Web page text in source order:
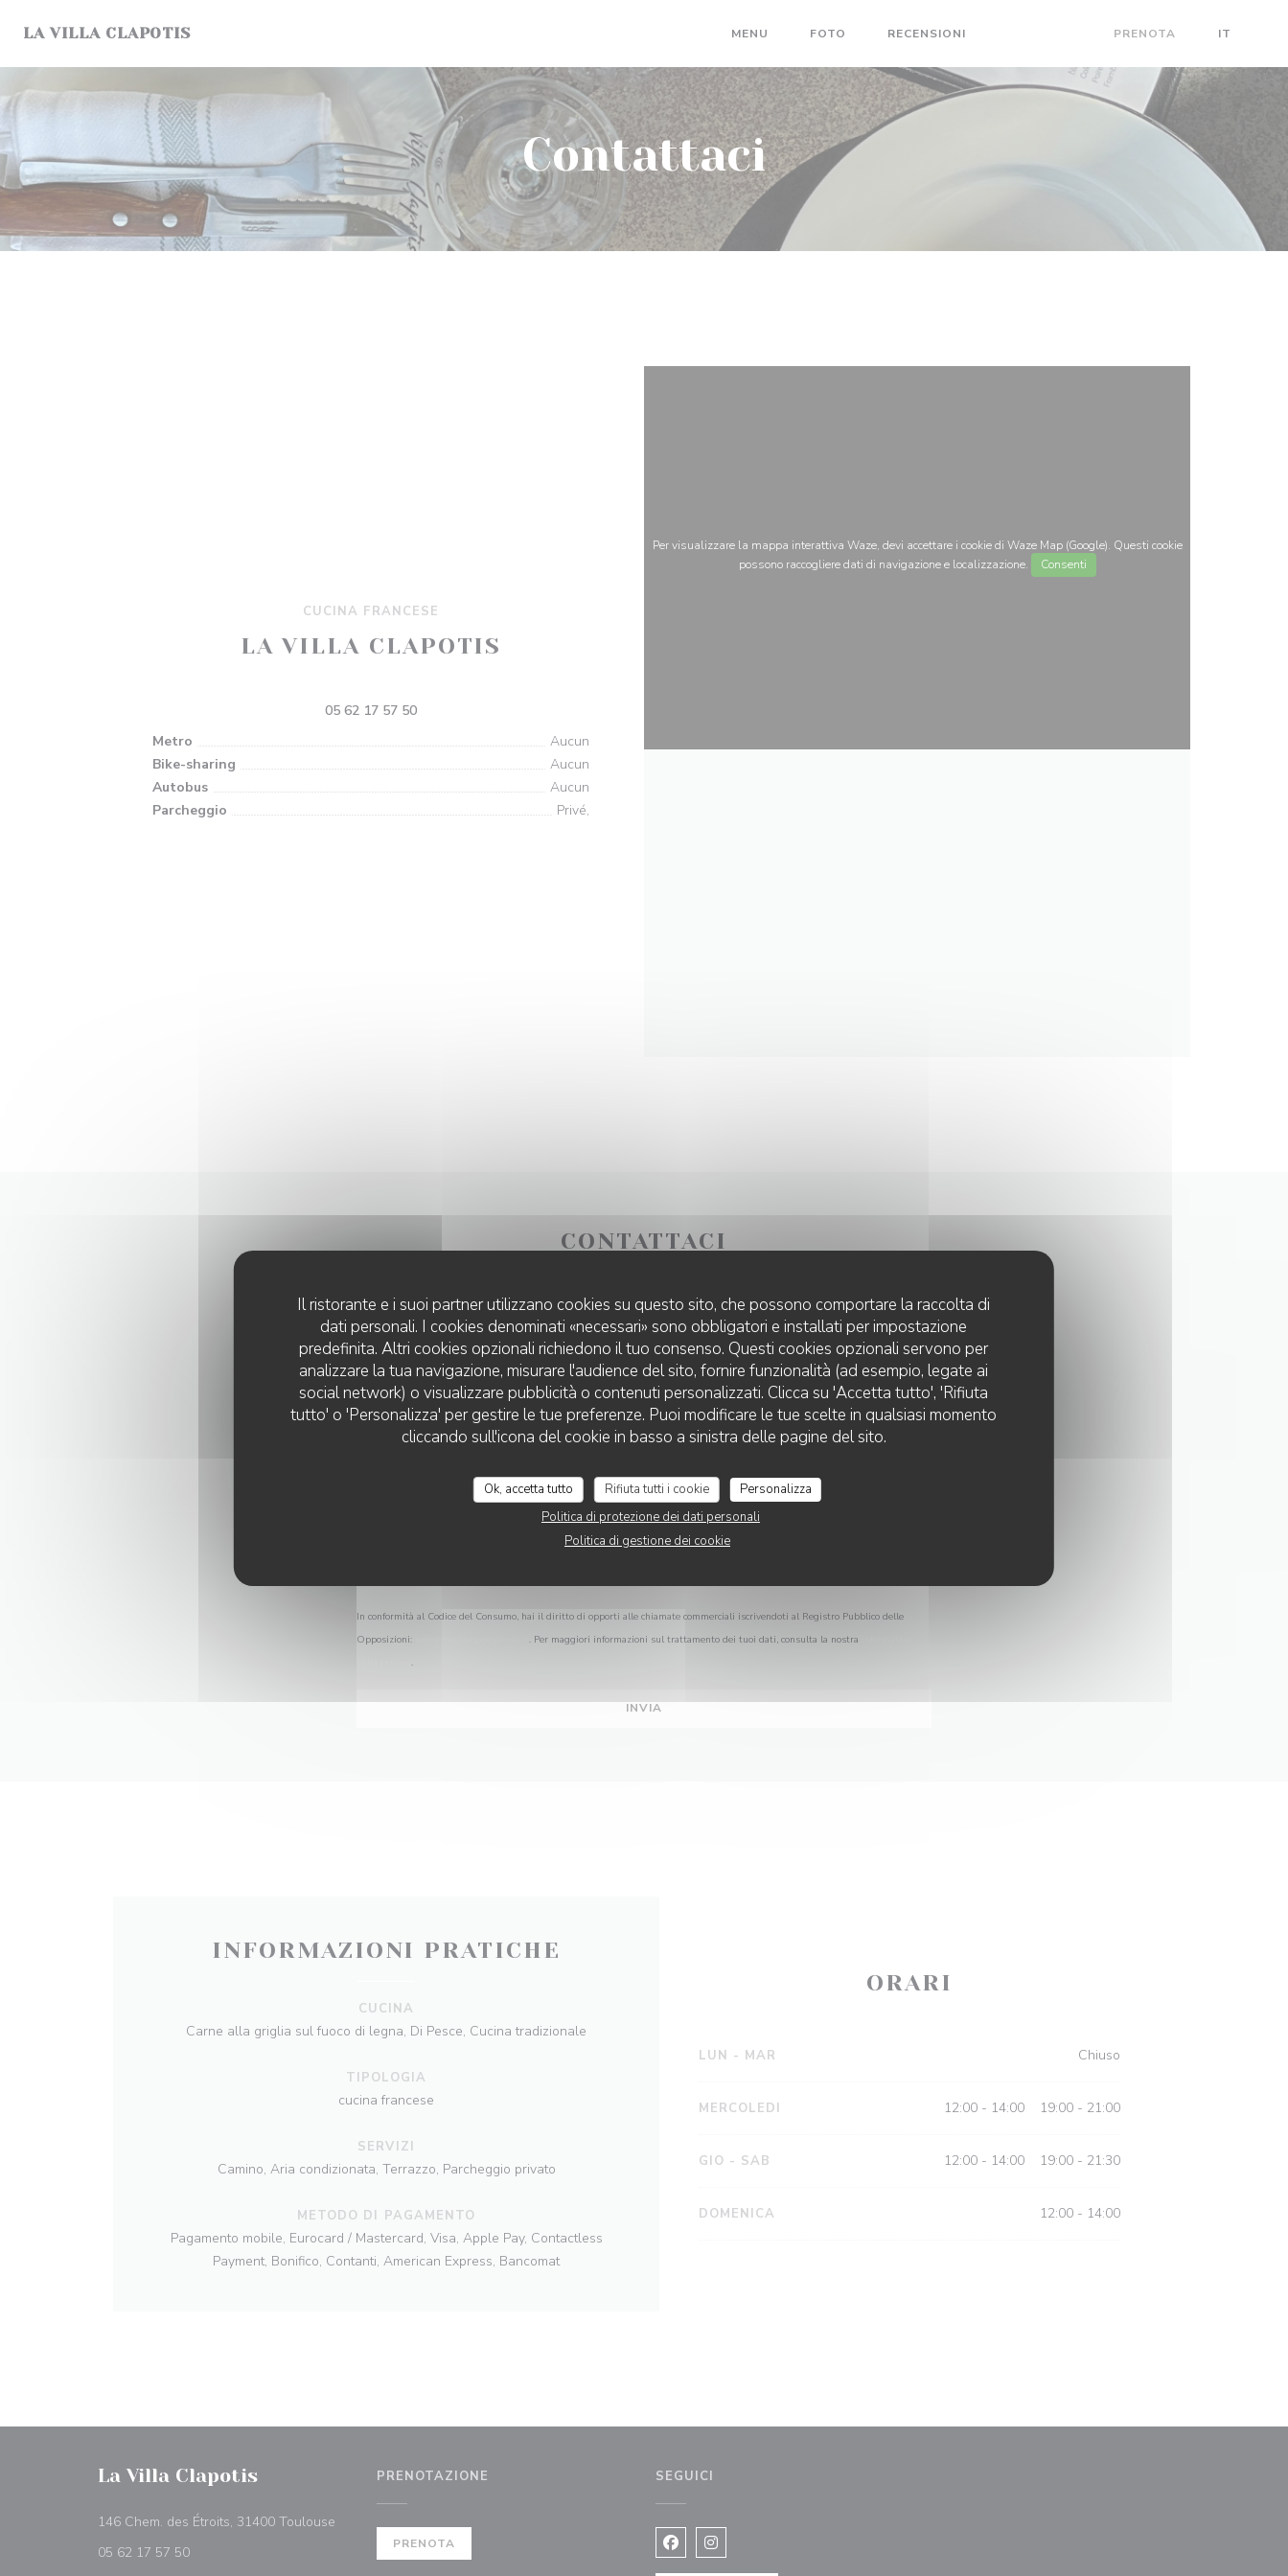
Il ristorante e i suoi partner utilizzano cookies su questo sito, che possono comportare la raccolta di
dati personali. I cookies denominati «necessari» sono obbligatori e installati per impostazione
predefinita. Altri cookies opzionali richiedono il tuo consenso. Questi cookies opzionali servono per
analizzare la tua navigazione, misurare l'audience del sito, fornire funzionalità (ad esempio, legate ai
social network) o visualizzare pubblicità o contenuti personalizzati. Clicca su 'Accetta tutto', 'Rifiuta
tutto' o 'Personalizza' per gestire le tue preferenze. Puoi modificare le tue scelte in qualsiasi momento
cliccando sull'icona del cookie in basso a sinistra delle pagine del sito.
Ok, accetta tutto Rifiuta tutti i cookie
Personalizza
Politica di protezione dei dati personali
Politica di gestione dei cookie
LA VILLA CLAPOTIS MENU FOTO RECENSIONI PRENOTA IT
Contattaci
CUCINA FRANCESE
LA VILLA CLAPOTIS
05 62 17 57 50
Metro
Aucun
Bike-sharing
Aucun
Autobus
Aucun
Parcheggio
Privé,
Per visualizzare la mappa interattiva Waze, devi accettare i cookie di Waze Map (Google). Questi cookie
possono raccogliere dati di navigazione e localizzazione.
Consenti
CONTATTACI
Vuoi contattarci?
Compila il modulo sottostante!
In conformità al Codice del Consumo, hai il diritto di opporti alle chiamate commerciali iscrivendoti al Registro Pubblico delle
Opposizioni:
. Per maggiori informazioni sul trattamento dei tuoi dati, consulta la nostra
.
INFORMAZIONI PRATICHE
CUCINA
Carne alla griglia sul fuoco di legna, Di Pesce, Cucina tradizionale
TIPOLOGIA
cucina francese
SERVIZI
Camino, Aria condizionata, Terrazzo, Parcheggio privato
METODO DI PAGAMENTO
Pagamento mobile, Eurocard / Mastercard, Visa, Apple Pay, Contactless
Payment, Bonifico, Contanti, American Express, Bancomat
ORARI
LUN - MAR Chiuso
MERCOLEDI 12:00 - 14:00 19:00 - 21:00
GIO - SAB 12:00 - 14:00 19:00 - 21:30
DOMENICA 12:00 - 14:00
La Villa Clapotis
146 Chem. des Étroits, 31400 Toulouse
05 62 17 57 50
PRENOTAZIONE
PRENOTA
SEGUICI
Facebook ((apre una nuova finestra))
Instagram ((apre una nuova finestra))
LA VILLA CLAPOTIS